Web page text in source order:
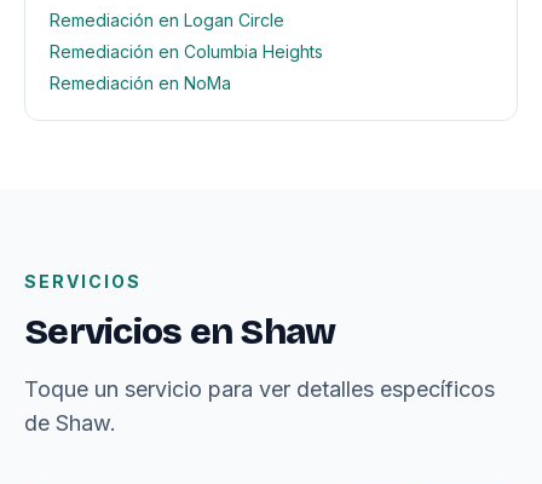
Remediación en Logan Circle
Remediación en Columbia Heights
Remediación en NoMa
SERVICIOS
Servicios en Shaw
Toque un servicio para ver detalles específicos
de Shaw.